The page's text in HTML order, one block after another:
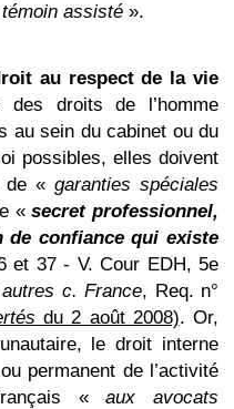
témoin assisté ».
au respect de la vie
droits de l’homme
au sein du cabinet ou du
possibles, elles doivent
de « garanties spéciales
«secret professionnel,
confiance qui existe
et 37 - V. Cour EDH, 5e
c. France, Req. n°
du 2 août 2008). Or,
le droit interne
permanent de l’activité
«aux avocats